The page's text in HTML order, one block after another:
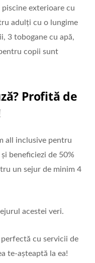
piscine exterioare cu
adulți cu o lungime
3 tobogane cu apă,
copii sunt
Profită de
all inclusive pentru
beneficiezi de 50%
un sejur de minim 4
acestei veri.
cu servicii de
te-așteaptă la ea!